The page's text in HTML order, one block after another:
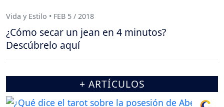
Vida y Estilo • FEB 5 / 2018
¿Cómo secar un jean en 4 minutos?
Descúbrelo aquí
+ ARTÍCULOS